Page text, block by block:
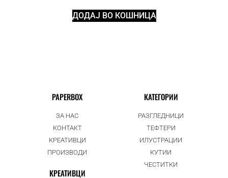
ДОДАЈ ВО КОШНИЦА
PAPERBOX
ЗА НАС
КОНТАКТ
КРЕАТИВЦИ
ПРОИЗВОДИ
КАТЕГОРИИ
РАЗГЛЕДНИЦИ
ТЕФТЕРИ
ИЛУСТРАЦИИ
КУТИИ
ЧЕСТИТКИ
КРЕАТИВЦИ